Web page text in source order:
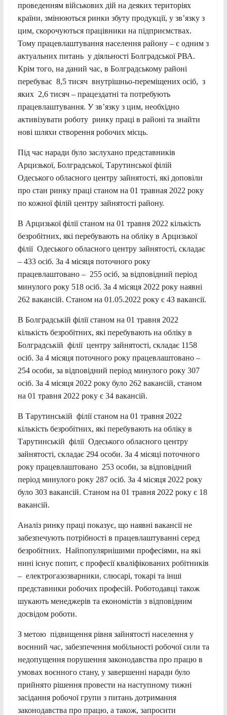
проведенням військових дій на деяких територіях
країни, змінюються ринки збуту продукції, у зв’язку з
цим, скорочуються працівники на підприємствах.
Тому працевлаштування населення району – є одним з
актуальних питань у діяльності Болградської РВА.
Крім того, на даний час, в Болградському районі
перебуває 8,5 тисяч внутрішньо-переміщених осіб, з
яких 2,6 тисяч – працездатні та потребують
працевлаштування. У зв’язку з цим, необхідно
активізувати роботу ринку праці в районі та знайти
нові шляхи створення робочих місць.
Під час наради було заслухано представників
Арцизької, Болградської, Тарутинської філій
Одеського обласного центру зайнятості, які доповіли
про стан ринку праці станом на 01 травная 2022 року
по кожної філій центру зайнятості району.
В Арцизької філії станом на 01 травня 2022 кількість
безробітних, які перебувають на обліку в Арцизької
філії Одеського обласного центру зайнятості, складає
– 433 осіб. За 4 місяця поточного року
працевлаштовано – 255 осіб, за відповідний період
минулого року 518 осіб. За 4 місяця 2022 року наявні
262 вакансій. Станом на 01.05.2022 року є 43 вакансії.
В Болградській філії станом на 01 травня 2022
кількість безробітних, які перебувають на обліку в
Болградській філії центру зайнятості, складає 1158
осіб. За 4 місяця поточного року працевлаштовано –
254 особи, за відповідний період минулого року 307
осіб. За 4 місяця 2022 року було 262 вакансій, станом
на 01 травня 2022 року є 34 вакансій.
В Тарутинській філії станом на 01 травня 2022
кількість безробітних, які перебувають на обліку в
Тарутинській філії Одеського обласного центру
зайнятості, складає 294 особи. За 4 місяці поточного
року працевлаштовано 253 особи, за відповідний
період минулого року 287 осіб. За 4 місяця 2022 року
було 303 вакансій. Станом на 01 травня 2022 року є 18
вакансій.
Аналіз ринку праці показує, що наявні вакансії не
забезпечують потрібності в працевлаштуванні серед
безробітних. Найпопулярнішими професіями, на які
нині існує попит, є професії кваліфікованих робітників
– електрогазозварники, слюсарі, токарі та інші
представники робочих професій. Роботодавці також
шукають менеджерів та економістів з відповідним
досвідом роботи.
З метою підвищення рівня зайнятості населення у
воєнний час, забезпечення мобільності робочої сили та
недопущення порушення законодавства про працю в
умовах воєнного стану, у завершенні наради було
прийнято рішення провести на наступному тижні
засідання робочої групи з питань дотримання
законодавства про працю, а також, запросити